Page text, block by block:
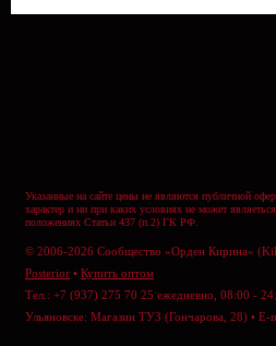
Указанные на сайте цены не являются публичной
характер и ни при каких условиях не может
положениях Статьи 437 (п.2) ГК РФ.
© 2006-2026 Сообщество «Орден Кирина»
Posterior • Купить оптом
Тел.: +7 (937) 275 70 25 ежедневно, 08:00 -
Ульяновске: Магазин ТУЗ (Гончарова, 28) • E-